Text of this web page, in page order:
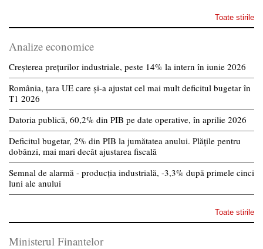
Toate stirile
Analize economice
Creșterea prețurilor industriale, peste 14% la intern în iunie 2026
România, țara UE care și-a ajustat cel mai mult deficitul bugetar în
T1 2026
Datoria publică, 60,2% din PIB pe date operative, în aprilie 2026
Deficitul bugetar, 2% din PIB la jumătatea anului. Plățile pentru
dobânzi, mai mari decât ajustarea fiscală
Semnal de alarmă - producția industrială, -3,3% după primele cinci
luni ale anului
Toate stirile
Ministerul Finantelor